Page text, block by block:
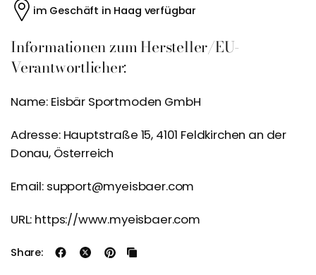
im Geschäft in Haag verfügbar
Informationen zum Hersteller/EU-
Verantwortlicher:
Name: Eisbär Sportmoden GmbH
Adresse: Hauptstraße 15, 4101 Feldkirchen an der
Donau, Österreich
Email: support@myeisbaer.com
URL: https://www.myeisbaer.com
Share: